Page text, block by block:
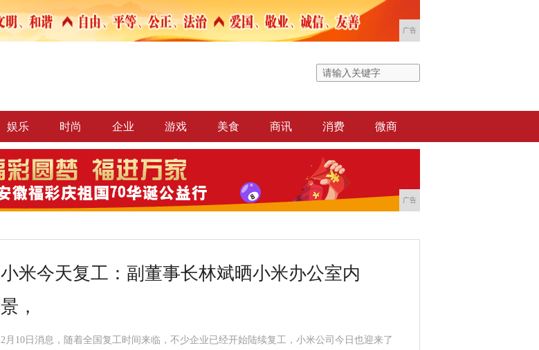
广告
娱乐 时尚 企业 游戏 美食 商讯 消费 微商
广告
小米今天复工：副董事长林斌晒小米办公室内
景，
2月10日消息，随着全国复工时间来临，不少企业已经开始陆续复工，小米公司今日也迎来了